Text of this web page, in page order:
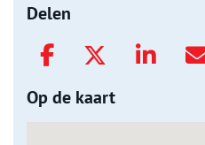
Delen
Op de kaart